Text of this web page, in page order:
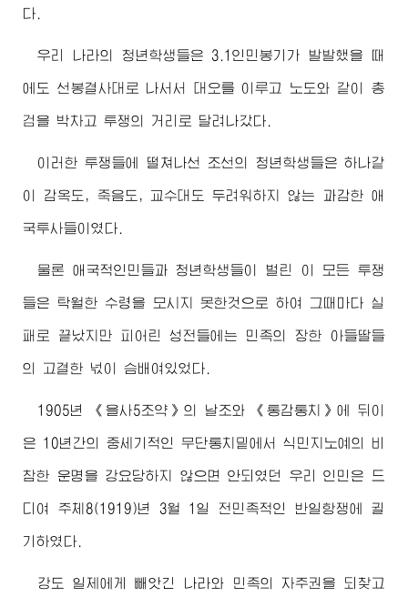
다.
우리 나라의 청년학생들은 3.1인민봉기가 발발했을 때
에도 선봉결사대로 나서서 대오를 이루고 노도와 같이 총
검을 박차고 투쟁의 거리로 달려나갔다.
이러한 투쟁들에 떨쳐나선 조선의 청년학생들은 하나같
이 감옥도, 죽음도, 교수대도 두려워하지 않는 과감한 애
국투사들이였다.
물론 애국적인민들과 청년학생들이 벌린 이 모든 투쟁
들은 탁월한 수령을 모시지 못한것으로 하여 그때마다 실
패로 끝났지만 피어린 성전들에는 민족의 장한 아들딸들
의 고결한 넋이 슴배여있었다.
1905년 《을사5조약》의 날조와 《통감통치》에 뒤이
은 10년간의 중세기적인 무단통치밑에서 식민지노예의 비
참한 운명을 강요당하지 않으면 안되였던 우리 인민은 드
디여 주체8(1919)년 3월 1일 전민족적인 반일항쟁에 귈
기하였다.
강도 일제에게 빼앗긴 나라와 민족의 자주권을 되찾고